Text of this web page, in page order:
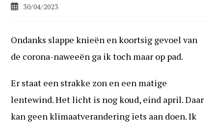
Bericht30/04/2023
Ondanks slappe knieën en koortsig gevoel van
de corona-naweeën ga ik toch maar op pad.
Er staat een strakke zon en een matige
lentewind. Het licht is nog koud, eind april. Daar
kan geen klimaatverandering iets aan doen. Ik